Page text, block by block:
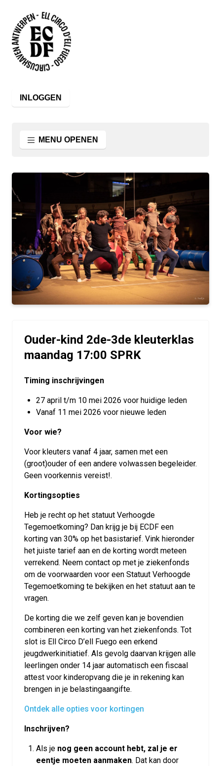
INLOGGEN
MENU OPENEN
Ouder-kind 2de-3de kleuterklas
maandag 17:00 SPRK
Timing inschrijvingen
27 april t/m 10 mei 2026 voor huidige leden
Vanaf 11 mei 2026 voor nieuwe leden
Voor wie?
Voor kleuters vanaf 4 jaar, samen met een
(groot)ouder of een andere volwassen begeleider.
Geen voorkennis vereist!.
Kortingsopties
Heb je recht op het statuut Verhoogde
Tegemoetkoming? Dan krijg je bij ECDF een
korting van 30% op het basistarief. Vink hieronder
het juiste tarief aan en de korting wordt meteen
verrekend. Neem contact op met je ziekenfonds
om de voorwaarden voor een Statuut Verhoogde
Tegemoetkoming te bekijken en het statuut aan te
vragen.
De korting die we zelf geven kan je bovendien
combineren een korting van het ziekenfonds. Tot
slot is Ell Circo D’ell Fuego een erkend
jeugdwerkinitiatief. Als gevolg daarvan krijgen alle
leerlingen onder 14 jaar automatisch een fiscaal
attest voor kinderopvang die je in rekening kan
brengen in je belastingaangifte.
Ontdek alle opties voor kortingen
Inschrijven?
Als je nog geen account hebt, zal je er
eentje moeten aanmaken. Dat kan door